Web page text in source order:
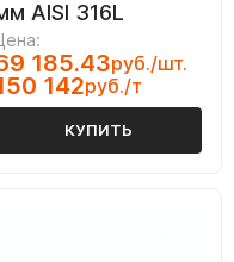
AISI 316L
185.43руб./шт.
142руб./т
КУПИТЬ